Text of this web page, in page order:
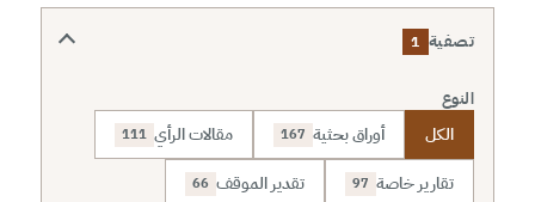
تصفية 1
النوع
الكل أوراق بحثية 167 مقالات الرأي 111
تقارير خاصة 97 تقدير الموقف 66